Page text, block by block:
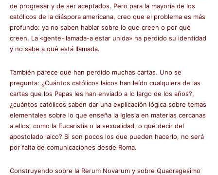
de progresar y de ser aceptados. Pero para la mayoría de los
católicos de la diáspora americana, creo que el problema es más
profundo: ya no saben hablar sobre lo que creen o por qué
creen. La «gente-llamada-a estar unida» ha perdido su identidad
y no sabe a qué está llamada.
También parece que han perdido muchas cartas. Uno se
pregunta: ¿Cuántos católicos laicos han leído cualquiera de las
cartas que los Papas les han enviado a lo largo de los años?,
¿cuántos católicos saben dar una explicación lógica sobre temas
elementales sobre lo que enseña la Iglesia en materias cercanas
a ellos, como la Eucaristía o la sexualidad, o qué decir del
apostolado laico? Si son pocos los que pueden hacerlo, no será
por falta de comunicaciones desde Roma.
Construyendo sobre la Rerum Novarum y sobre Quadragesimo